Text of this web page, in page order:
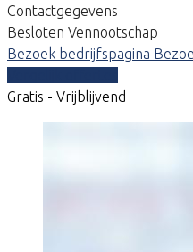
Contactgegevens
Besloten Vennootschap
Bezoek bedrijfspagina
Gratis - Vrijblijvend